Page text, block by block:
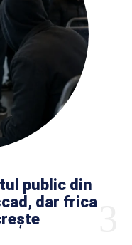
public din
dar frica